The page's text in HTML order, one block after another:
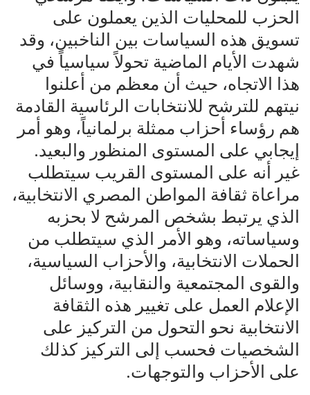
الحزب للمحليات الذين يعملون على
تسويق هذه السياسات بين الناخبين، وقد
شهدت الأيام الماضية تحولاً سياسياً في
هذا الاتجاه، حيث أن معظم من أعلنوا
نيتهم للترشح للانتخابات الرئاسية القادمة
هم رؤساء أحزاب ممثلة برلمانياً، وهو أمر
إيجابي على المستوى المنظور والبعيد.
غير أنه على المستوى القريب سيتطلب
مراعاة ثقافة المواطن المصري الانتخابية،
الذي يرتبط بشخص المرشح لا بحزبه
وسياساته، وهو الأمر الذي سيتطلب من
الحملات الانتخابية، والأحزاب السياسية،
والقوى المجتمعية والنقابية، ووسائل
الإعلام العمل على تغيير هذه الثقافة
الانتخابية نحو التحول من التركيز على
الشخصيات فحسب إلى التركيز كذلك
على الأحزاب والتوجهات.